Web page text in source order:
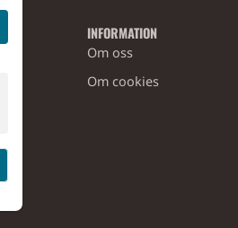
INFORMATION
Om oss
Om cookies